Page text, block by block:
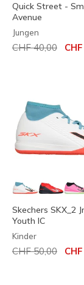
Quick Street -
Avenue
Jungen
Reduziert von
CHF 40,00 auf
Skechers SKX_2
Youth IC
Kinder
Reduziert von
CHF 50,00 auf